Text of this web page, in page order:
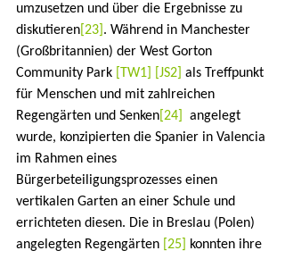
umzusetzen und über die Ergebnisse zu
diskutieren [23] . Während in Manchester
(Großbritannien) der West Gorton
Community Park
[TW1] [JS2] als Treffpunkt
für Menschen und mit zahlreichen
Regengärten und Senken [24]
  angelegt
wurde, konzipierten die Spanier in Valencia
im Rahmen eines
Bürgerbeteiligungsprozesses einen
vertikalen Garten an einer Schule und
errichteten diesen. Die in Breslau (Polen)
angelegten Regengärten [25]
konnten ihre